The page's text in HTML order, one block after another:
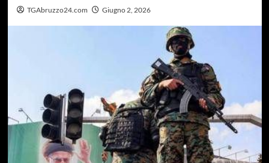
TGAbruzzo24.com Giugno 2, 2026